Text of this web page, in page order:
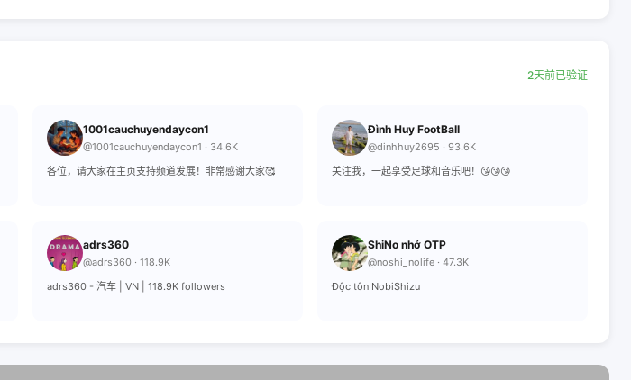
2天前已验证
1001cauchuyendaycon1
@1001cauchuyendaycon1 · 34.6K
各位，请大家在主页支持频道发展！非常感谢大家🥰
Đình Huy FootBall
@dinhhuy2695 · 93.6K
关注我，一起享受足球和音乐吧！😘😘😘
adrs360
@adrs360 · 118.9K
adrs360 - 汽车 | VN | 118.9K followers
ShiNo nhớ OTP
@noshi_nolife · 47.3K
Độc tôn NobiShizu